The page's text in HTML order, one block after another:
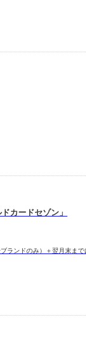
カードセゾン」
ランドのみ）＋翌月末まで